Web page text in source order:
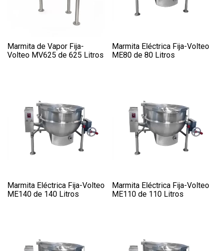
Marmita de Vapor Fija-
Volteo MV625 de 625 Litros
Marmita Eléctrica Fija-Volteo
ME80 de 80 Litros
Marmita Eléctrica Fija-Volteo
ME140 de 140 Litros
Marmita Eléctrica Fija-Volteo
ME110 de 110 Litros